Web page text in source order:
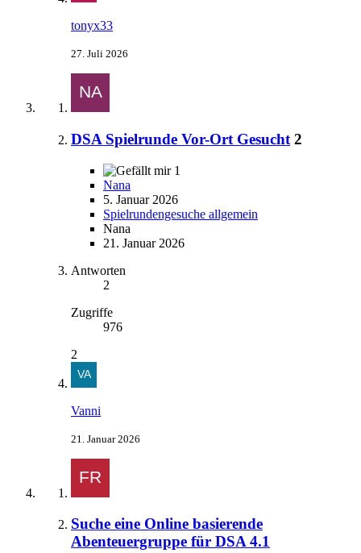
tonyx33
27. Juli 2026
DSA Spielrunde Vor-Ort Gesucht 2
1
Nana
5. Januar 2026
Spielrundengesuche allgemein
Nana
21. Januar 2026
Antworten
2
Zugriffe
976
2
Vanni
21. Januar 2026
Suche eine Online basierende
Abenteuergruppe für DSA 4.1